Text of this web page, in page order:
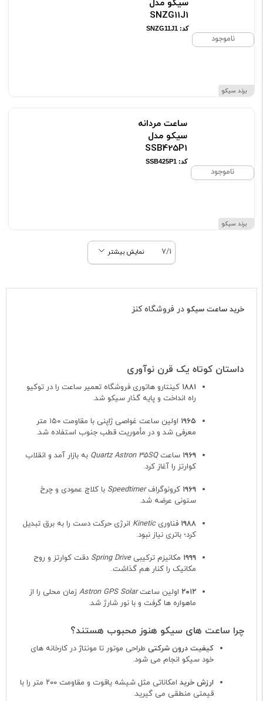
ناموجود
برند سیکو
سیکو مدل
SNZG11J1
کد: SNZG11J1
ناموجود
برند سیکو
ساعت مردانه
سیکو مدل
SSB425P1
کد: SSB425P1
7/1 نمایش بیشتر
خرید ساعت‌ سیکودر فروشگاه کنز
داستان کوتاه یک قرن نوآوری
۱۸۸۱ کینتارو هاتوری فروشگاه تعمیر ساعت را در توکیو
راه انداخت و پایه‌ گذار سیکو شد.
۱۹۶۵
اولین ساعت غواصی ژاپنی با مقاومت ۱۵۰ متر
معرفی شد و در مأموریت قطب جنوب استفاده شد.
۱۹۶۹ ساعتQuartz Astron 35SQ به بازار آمد و انقلاب
کوارتز را آغاز کرد.
۱۹۶۹ کرونوگرافSpeedtimer با کلاچ عمودی و چرخ
ستونی عرضه شد.
۱۹۸۸ فناوریKinetic انرژی حرکت دست را به برق تبدیل
کرد؛ باتری نیاز نبود.
۱۹۹۹ مکانیزم ترکیبیSpring Drive دقت کوارتز و روح
مکانیک را کنار هم گذاشت.
۲۰۱۲ اولین ساعتAstron GPS Solarزمان محلی را از
ماهواره‌ ها گرفت و با نور شارژ شد.
چرا ساعت‌ های سیکو هنوز محبوب هستند؟
کیفیت درون شرکتیطراحی موتور تا مونتاژ در کارخانه‌ های
خود سیکو انجام می‌ شود.
ارزش خرید
امکاناتی مثل شیشه یاقوت و مقاومت ۲۰۰ متر را با
قیمتی منطقی می‌ گیرید.